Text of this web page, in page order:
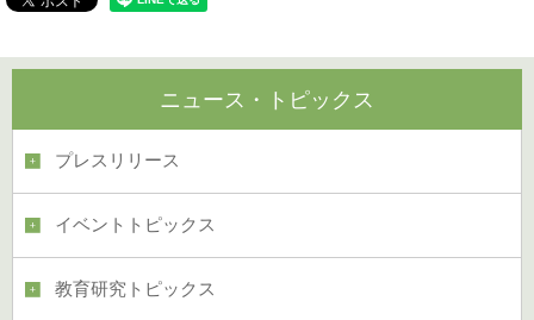
ニュース・トピックス
プレスリリース
イベントトピックス
教育研究トピックス